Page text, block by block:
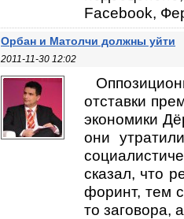
Facebook,
Орбан и Матолчи должны уйти
2011-11-30 12:02
отставки
экономики
они
сказал, что
форинт, тем
то заговора,